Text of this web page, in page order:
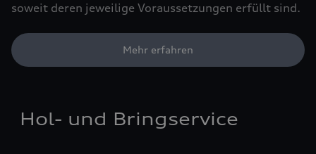
soweit deren jeweilige Voraussetzungen erfüllt sind.
Mehr erfahren
Hol- und Bringservice